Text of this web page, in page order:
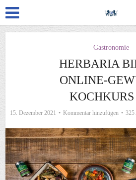
Gastronomie
HERBARIA
ONLINE-
15. Dezember 2021 Kommentar hinzufügen 325